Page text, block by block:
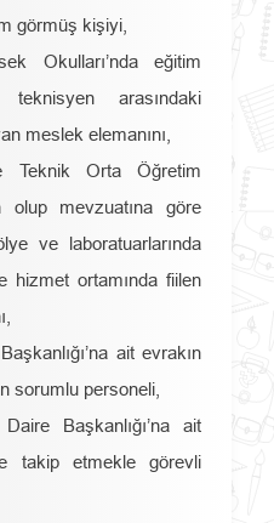
görmüş kişiyi,
Okulları’nda eğitim
arasındaki
meslek elemanını,
Teknik Orta Öğretim
olup mevzuatına göre
ve laboratuarlarında
hizmet ortamında fiilen
ait evrakın
sorumlu personeli,
Daire Başkanlığı’na ait
takip etmekle görevli